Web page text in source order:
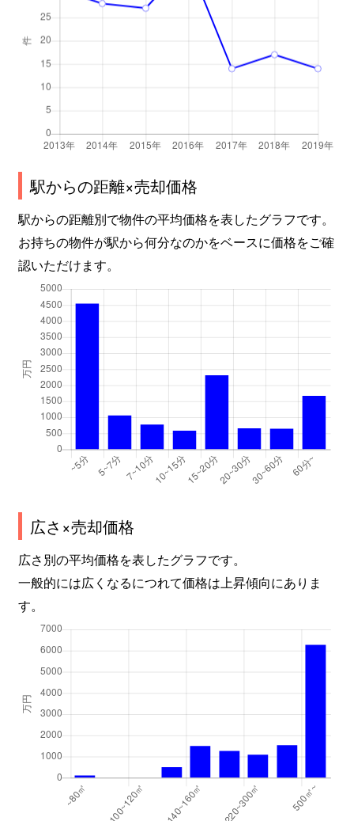
駅からの距離×売却価格
駅からの距離別で物件の平均価格を表したグラフです。
お持ちの物件が駅から何分なのかをベースに価格をご確
認いただけます。
広さ×売却価格
広さ別の平均価格を表したグラフです。
一般的には広くなるにつれて価格は上昇傾向にありま
す。